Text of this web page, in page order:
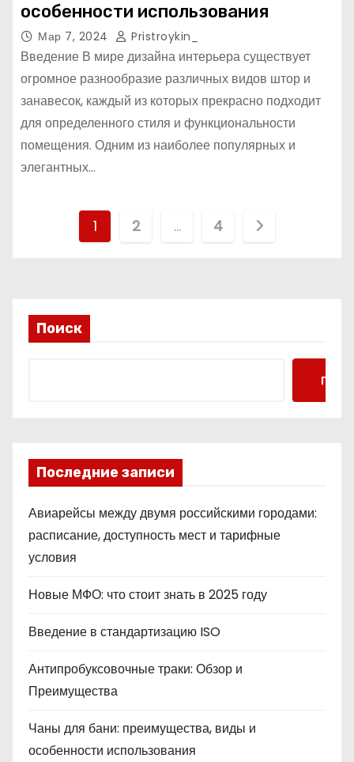
особенности использования
Мар 7, 2024 Pristroykin_
Введение В мире дизайна интерьера существует
огромное разнообразие различных видов штор и
занавесок, каждый из которых прекрасно подходит
для определенного стиля и функциональности
помещения. Одним из наиболее популярных и
элегантных…
и
и
я
з
а
п
и
с
е
й
1 2 … 4
Поиск
Поиск
Последние записи
Авиарейсы между двумя российскими городами:
расписание, доступность мест и тарифные
условия
Новые МФО: что стоит знать в 2025 году
Введение в стандартизацию ISO
Антипробуксовочные траки: Обзор и
Преимущества
Чаны для бани: преимущества, виды и
особенности использования